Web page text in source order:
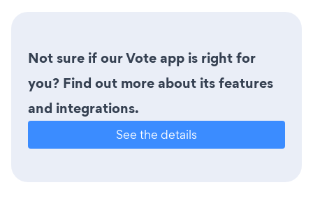
Not sure if our Vote app is right for
you? Find out more about its features
and integrations.
See the details